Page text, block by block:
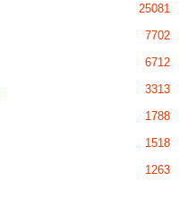
25081
7702
6712
3313
1788
1518
1263